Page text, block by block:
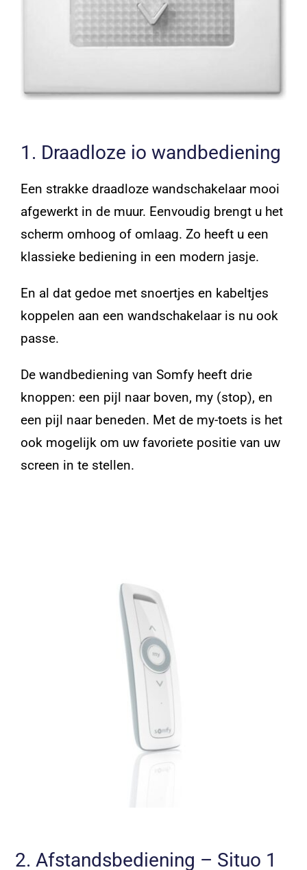
1. Draadloze io wandbediening
Een strakke draadloze wandschakelaar mooi
afgewerkt in de muur. Eenvoudig brengt u het
scherm omhoog of omlaag. Zo heeft u een
klassieke bediening in een modern jasje.
En al dat gedoe met snoertjes en kabeltjes
koppelen aan een wandschakelaar is nu ook
passe.
De wandbediening van Somfy heeft drie
knoppen: een pijl naar boven, my (stop), en
een pijl naar beneden. Met de my-toets is het
ook mogelijk om uw favoriete positie van uw
screen in te stellen.
2. Afstandsbediening – Situo 1